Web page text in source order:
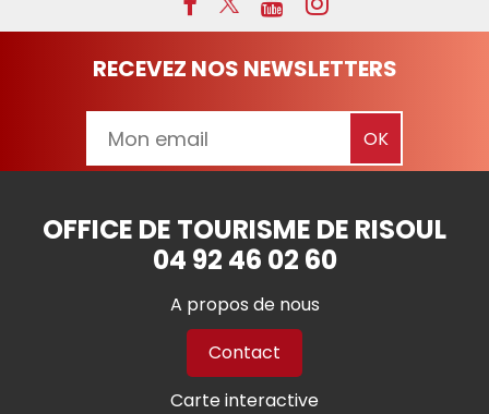
RECEVEZ NOS NEWSLETTERS
OFFICE DE TOURISME DE RISOUL
04 92 46 02 60
A propos de nous
Contact
Carte interactive